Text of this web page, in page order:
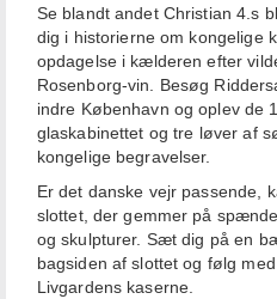
Se blandt andet Christian 4.s
dig i historierne om kongelige
opdagelse i kælderen efter
Rosenborg-vin. Besøg
indre København og oplev de
glaskabinettet og tre løver af
kongelige begravelser.
Er det danske vejr passende,
slottet, der gemmer på
og skulpturer. Sæt dig på en
bagsiden af slottet og følg
Livgardens kaserne.